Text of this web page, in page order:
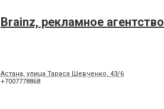
Brainz, рекламное агентство
Астана, улица Тараса Шевченко, 43/6
+7007778868